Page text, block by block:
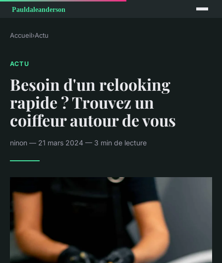
Accueil›Actu
ACTU
Besoin d'un relooking
rapide ? Trouvez un
coiffeur autour de vous
ninon — 21 mars 2024 — 3 min de lecture